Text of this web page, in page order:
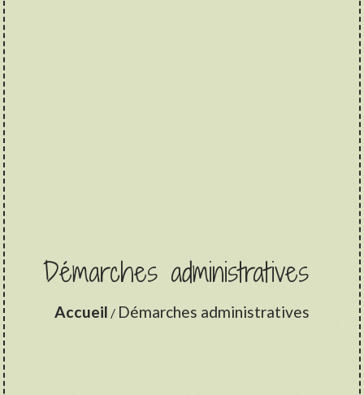
Démarches administratives
Accueil / Démarches administratives